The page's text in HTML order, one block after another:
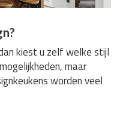
kiest u zelf welke stijl
maar
worden veel